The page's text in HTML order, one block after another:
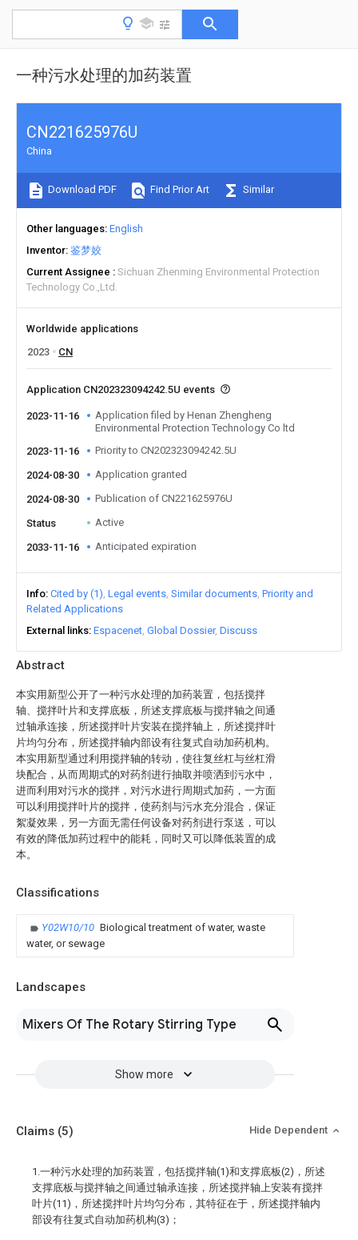
一种污水处理的加药装置
Abstract
本实用新型公开了一种污水处理的加药装置，包括搅拌
轴、搅拌叶片和支撑底板，所述支撑底板与搅拌轴之间通
过轴承连接，所述搅拌叶片安装在搅拌轴上，所述搅拌叶
片均匀分布，所述搅拌轴内部设有往复式自动加药机构。
本实用新型通过利用搅拌轴的转动，使往复丝杠与丝杠滑
块配合，从而周期式的对药剂进行抽取并喷洒到污水中，
进而利用对污水的搅拌，对污水进行周期式加药，一方面
可以利用搅拌叶片的搅拌，使药剂与污水充分混合，保证
絮凝效果，另一方面无需任何设备对药剂进行泵送，可以
有效的降低加药过程中的能耗，同时又可以降低装置的成
本。
Classifications
Y02W10/10 Biological treatment of water, waste
water, or sewage
Landscapes
Mixers Of The Rotary Stirring Type
Show more
CN221625976U
China
Download PDF Find Prior Art Similar
Other languages English
Inventor 鉴梦姣
Current Assignee
Sichuan Zhenming Environmental Protection
Technology Co.,Ltd.
Worldwide applications
2023
CN
Application CN202323094242.5U events
2023-11-16
Application filed by Henan Zhengheng
Environmental Protection Technology Co ltd
2023-11-16
Priority to CN202323094242.5U
2024-08-30 Application granted
2024-08-30 Publication of CN221625976U
Status Active
2033-11-16 Anticipated expiration
Info Cited by (1) Legal events Similar documents Priority and
Related Applications
External links Espacenet Global Dossier Discuss
Claims (5) Hide Dependent
1.一种污水处理的加药装置，包括搅拌轴(1)和支撑底板(2)，所述
支撑底板与搅拌轴之间通过轴承连接，所述搅拌轴上安装有搅拌
叶片(11)，所述搅拌叶片均匀分布，其特征在于，所述搅拌轴内
部设有往复式自动加药机构(3)；